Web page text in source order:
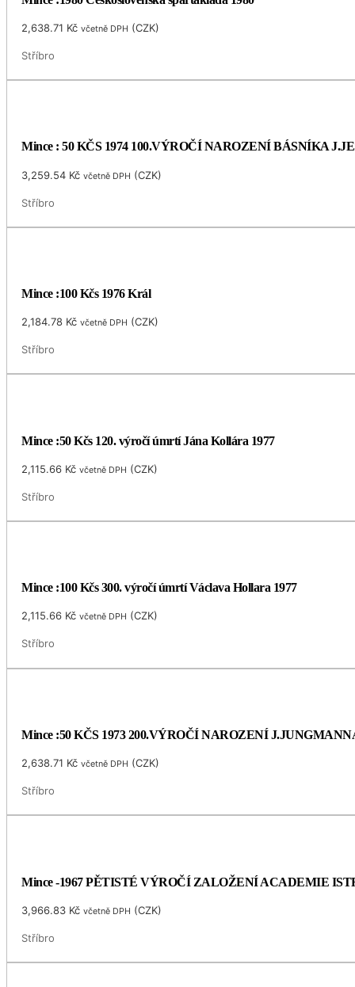
2,638.71 Kč včetně DPH (CZK)
Stříbro
Mince : 50 KČS 1974 100.VÝROČÍ NAROZENÍ BÁSNÍKA
3,259.54 Kč včetně DPH (CZK)
Stříbro
Mince :100 Kčs 1976 Král
2,184.78 Kč včetně DPH (CZK)
Stříbro
Mince :50 Kčs 120. výročí úmrtí Jána Kollára 1977
2,115.66 Kč včetně DPH (CZK)
Stříbro
Mince :100 Kčs 300. výročí úmrtí Václava Hollara 1977
2,115.66 Kč včetně DPH (CZK)
Stříbro
Mince :50 KČS 1973 200.VÝROČÍ NAROZENÍ
2,638.71 Kč včetně DPH (CZK)
Stříbro
Mince -1967 PĚTISTÉ VÝROČÍ ZALOŽENÍ ACADEMIE
3,966.83 Kč včetně DPH (CZK)
Stříbro